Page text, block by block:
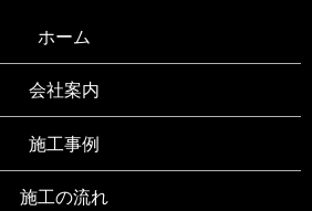
ホーム
会社案内
施工事例
施工の流れ